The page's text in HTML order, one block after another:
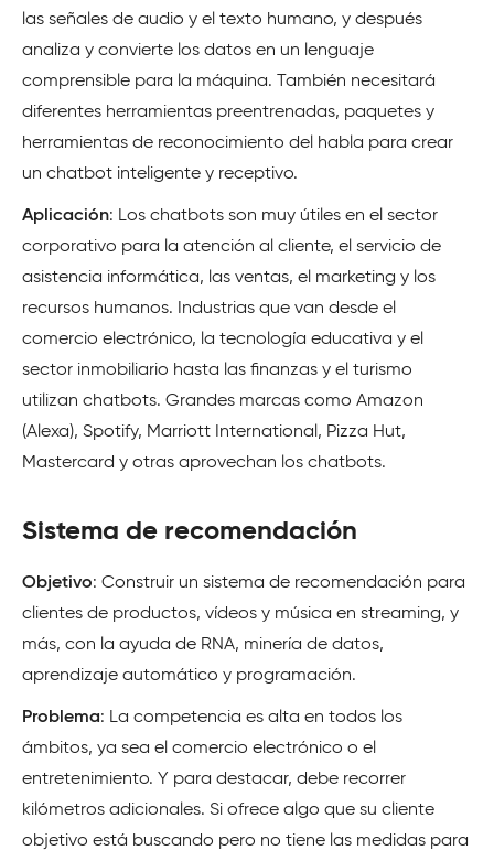
las señales de audio y el texto humano, y después
analiza y convierte los datos en un lenguaje
comprensible para la máquina. También necesitará
diferentes herramientas preentrenadas, paquetes y
herramientas de reconocimiento del habla para crear
un chatbot inteligente y receptivo.
Aplicación: Los chatbots son muy útiles en el sector
corporativo para la atención al cliente, el servicio de
asistencia informática, las ventas, el marketing y los
recursos humanos. Industrias que van desde el
comercio electrónico, la tecnología educativa y el
sector inmobiliario hasta las finanzas y el turismo
utilizan chatbots. Grandes marcas como Amazon
(Alexa), Spotify, Marriott International, Pizza Hut,
Mastercard y otras aprovechan los chatbots.
Sistema de recomendación
Objetivo: Construir un sistema de recomendación para
clientes de productos, vídeos y música en streaming, y
más, con la ayuda de RNA, minería de datos,
aprendizaje automático y programación.
Problema: La competencia es alta en todos los
ámbitos, ya sea el comercio electrónico o el
entretenimiento. Y para destacar, debe recorrer
kilómetros adicionales. Si ofrece algo que su cliente
objetivo está buscando pero no tiene las medidas para